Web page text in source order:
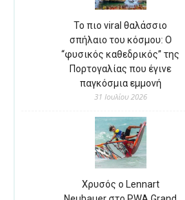
Το πιο viral θαλάσσιο
σπήλαιο του κόσμου: Ο
“φυσικός καθεδρικός” της
Πορτογαλίας που έγινε
παγκόσμια εμμονή
31 Ιουλίου 2026
Χρυσός ο Lennart